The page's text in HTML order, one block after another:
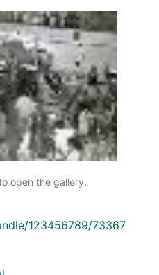
open the gallery.
123456789/73367